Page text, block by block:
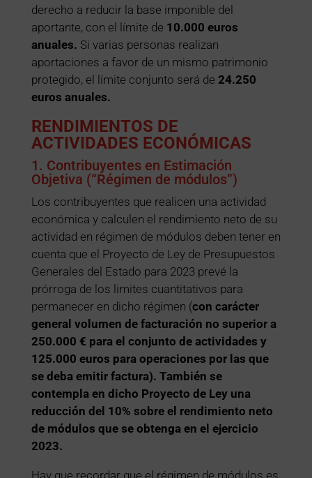
derecho a reducir la base imponible del
aportante, con el límite de 10.000 euros
anuales. Si varias personas realizan
aportaciones a favor de un mismo patrimonio
protegido, el límite conjunto será de 24.250
euros anuales.
RENDIMIENTOS DE
ACTIVIDADES ECONÓMICAS
1. Contribuyentes en Estimación
Objetiva (“Régimen de módulos”)
Los contribuyentes que realicen una actividad
económica y calculen el rendimiento neto de su
actividad en régimen de módulos deben tener en
cuenta que el Proyecto de Ley de Presupuestos
Generales del Estado para 2023 prevé la
prórroga de los limites cuantitativos para
permanecer en dicho régimen (con carácter
general volumen de facturación no superior a
250.000 € para el conjunto de actividades y
125.000 euros para operaciones por las que
se deba emitir factura). También se
contempla en dicho Proyecto de Ley una
reducción del 10% sobre el rendimiento neto
de módulos que se obtenga en el ejercicio
2023.
Hay que recordar que el régimen de módulos es